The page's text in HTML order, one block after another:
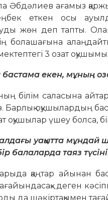
Әбдәлиев ағамыз
еткен осы
жөн деп тапты.
болашағына
3 озат
бастама екен, мұның
білім саласына
оқушылардың
оқушылар үшеу болса,
уақытта мұндай
балаларда таяз
қаңтар айынан
деген
да шәкірт­ақымен